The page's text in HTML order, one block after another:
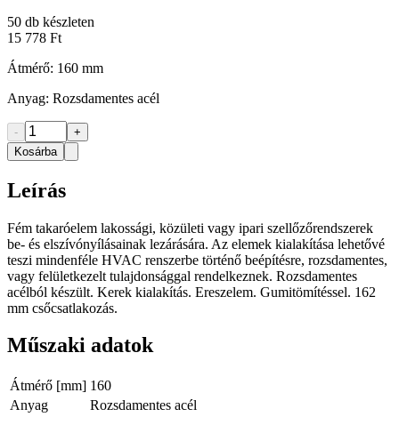
50 db készleten
15 778 Ft
Átmérő: 160 mm
Anyag: Rozsdamentes acél
-
+
Kosárba
Leírás
Fém takaróelem lakossági, közületi vagy ipari szellőzőrendszerek
be- és elszívónyílásainak lezárására. Az elemek kialakítása lehetővé
teszi mindenféle HVAC renszerbe történő beépítésre, rozsdamentes,
vagy felületkezelt tulajdonsággal rendelkeznek. Rozsdamentes
acélból készült. Kerek kialakítás. Ereszelem. Gumitömítéssel. 162
mm csőcsatlakozás.
Műszaki adatok
Átmérő [mm] 160
Anyag
Rozsdamentes acél